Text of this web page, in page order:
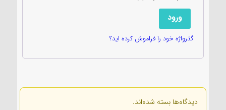
ورود
گذرواژه خود را فراموش کرده اید؟
دیدگاه‌ها بسته شده‌اند.